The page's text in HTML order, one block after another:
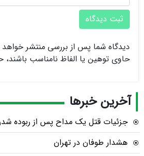
ثبت دیدگاه
دیدگاه شما پس از بررسی منتشر
حاوی توهین یا الفاظ نامناسب
آخرین خبرها
جزئیات قتل یک مداح پس از ربوده
هشدار طوفان در تهران